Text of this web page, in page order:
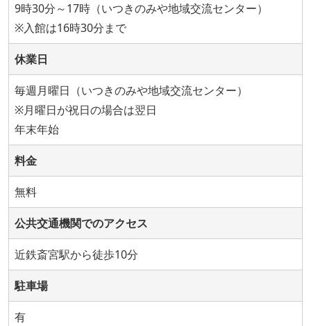
9時30分～17時（いつきのみや地域交流センター）
※入館は16時30分まで
休業日
毎週月曜日（いつきのみや地域交流センター）
※月曜日が祝日の場合は翌日
年末年始
料金
無料
公共交通機関でのアクセス
近鉄斎宮駅から徒歩10分
駐車場
有